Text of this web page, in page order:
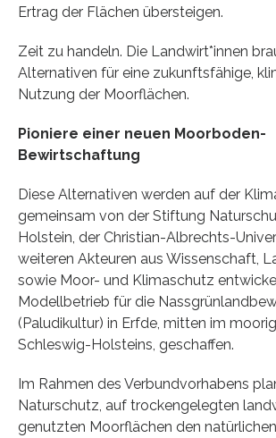
Ertrag der Flächen übersteigen.
Zeit zu handeln. Die Landwirt*innen
Alternativen für eine zukunftsfähige,
Nutzung der Moorflächen.
Pioniere einer neuen Moorboden-
Bewirtschaftung
Diese Alternativen werden auf der
gemeinsam von der Stiftung
Holstein, der Christian-Albrechts-
weiteren Akteuren aus Wissenschaft,
sowie Moor- und Klimaschutz
Modellbetrieb für die
(Paludikultur) in Erfde, mitten im
Schleswig-Holsteins, geschaffen.
Im Rahmen des Verbundvorhabens
Naturschutz, auf trockengelegten
genutzten Moorflächen den